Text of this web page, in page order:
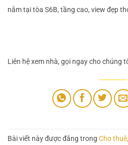
nằm tại tòa S6B, tầng cao, view đẹp
Liên hệ xem nhà, gọi ngay cho chúng
Bài viết này được đăng trong Cho